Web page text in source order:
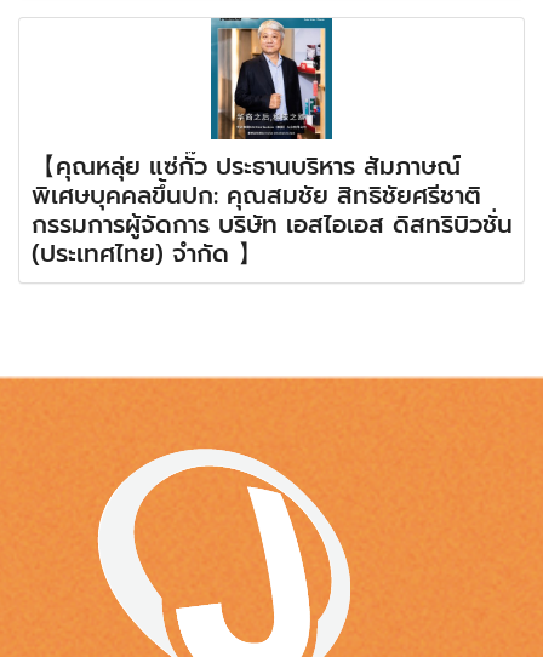
【คุณหลุ่ย แซ่กั๊ว ประธานบริหาร สัมภาษณ์
พิเศษบุคคลขึ้นปก: คุณสมชัย สิทธิชัยศรีชาติ
กรรมการผู้จัดการ บริษัท เอสไอเอส ดิสทริบิวชั่น
(ประเทศไทย) จำกัด 】